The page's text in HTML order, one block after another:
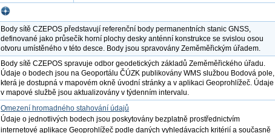
Body sítě CZEPOS představují referenční body permanentních stanic GNSS,
definované jako průsečík horní plochy desky anténní konstrukce se svislou osou
otvoru umístěného v této desce. Body jsou spravovány Zeměměřickým úřadem.
Body sítě CZEPOS spravuje odbor geodetických základů Zeměměřického úřadu.
Údaje o bodech jsou na Geoportálu ČÚZK publikovány WMS službou Bodová pole,
která je dostupná v mapovém okně úvodní stránky a v aplikaci Geoprohlížeč. Údaje
v mapové službě jsou aktualizovány v týdenním intervalu.
Omezení hromadného stahování údajů
Údaje o jednotlivých bodech jsou poskytovány bezplatně prostřednictvím
internetové aplikace Geoprohlížeč podle daných vyhledávacích kritérií a současně